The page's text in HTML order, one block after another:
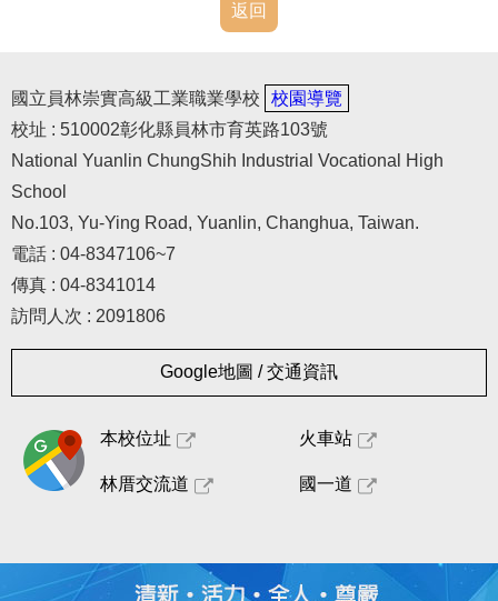
相關連結
國資圖數位資源入口網
圖書館委員會議暨介購小組委員會
返回
國立員林崇實高級工業職業學校
校園導覽
校址 : 510002彰化縣員林市育英路103號
National Yuanlin ChungShih Industrial Vocational High
School
No.103, Yu-Ying Road, Yuanlin, Changhua, Taiwan.
電話 : 04-8347106~7
傳真 : 04-8341014
訪問人次 : 2091806
Google地圖 / 交通資訊
本校位址 火車站
林厝交流道 國一道